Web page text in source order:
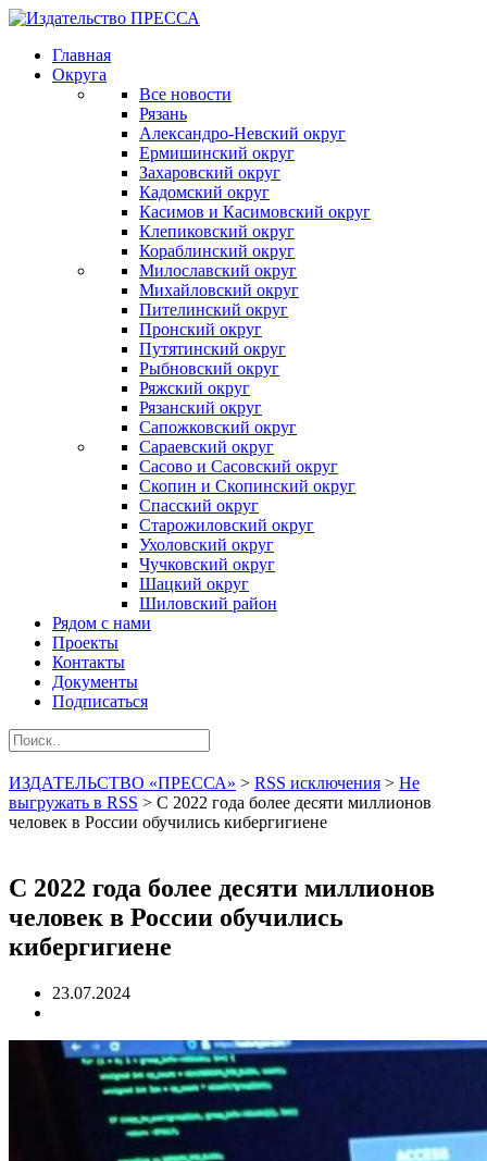
Главная
Округа
Все новости
Рязань
Александро-Невский округ
Ермишинский округ
Захаровский округ
Кадомский округ
Касимов и Касимовский округ
Клепиковский округ
Кораблинский округ
Милославский округ
Михайловский округ
Пителинский округ
Пронский округ
Путятинский округ
Рыбновский округ
Ряжский округ
Рязанский округ
Сапожковский округ
Сараевский округ
Сасово и Сасовский округ
Скопин и Скопинский округ
Спасский округ
Старожиловский округ
Ухоловский округ
Чучковский округ
Шацкий округ
Шиловский район
Рядом с нами
Проекты
Контакты
Документы
Подписаться
ИЗДАТЕЛЬСТВО «ПРЕССА» > RSS исключения > Не
выгружать в RSS > С 2022 года более десяти миллионов
человек в России обучились кибергигиене
С 2022 года более десяти миллионов
человек в России обучились
кибергигиене
23.07.2024